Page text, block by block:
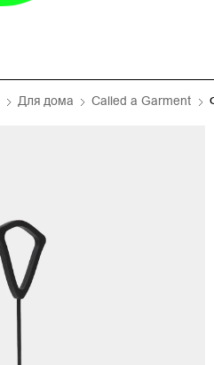
Для дома Called a Garment